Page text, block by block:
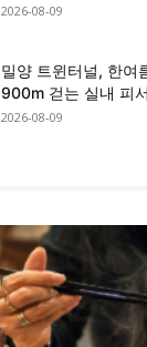
2026-08-09
밀양 트윈터널, 한
900m 걷는 실내 피
2026-08-09